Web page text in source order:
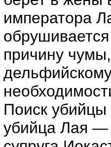
императора
причину
Поиск убийцы
убийца Лая —